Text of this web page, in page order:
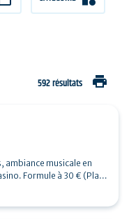
592 résultats print
ambiance musicale en
€ (Plat